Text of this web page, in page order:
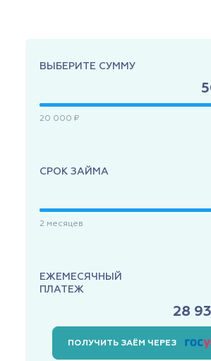
ВЫБЕРИТЕ СУММУ
20 000 ₽
СРОК ЗАЙМА
2 месяцев
ЕЖЕМЕСЯЧНЫЙ
ПЛАТЕЖ
28
ПОЛУЧИТЬ ЗАЁМ ЧЕРЕЗ